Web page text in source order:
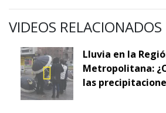
VIDEOS RELACIONADOS
Lluvia en la
Metropolitana:
las